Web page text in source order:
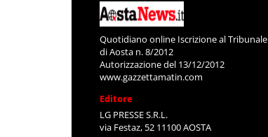
Quotidiano online Iscrizione al Tribunale
di Aosta n. 8/2012
Autorizzazione del 13/12/2012
www.gazzettamatin.com
Editore
LG PRESSE S.R.L.
via Festaz, 52 11100 AOSTA